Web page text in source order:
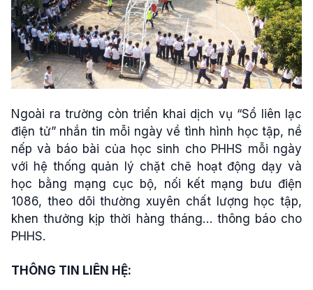
Ngoài ra trường còn triển khai dịch vụ “Sổ liên lạc
điện tử” nhắn tin mỗi ngày về tình hình học tập, nề
nếp và báo bài của học sinh cho PHHS mỗi ngày
với hệ thống quản lý chặt chẽ hoạt động dạy và
học bằng mạng cục bộ, nối kết mạng bưu điện
1086, theo dõi thường xuyên chất lượng học tập,
khen thưởng kịp thời hàng tháng… thông báo cho
PHHS.
THÔNG TIN LIÊN HỆ: